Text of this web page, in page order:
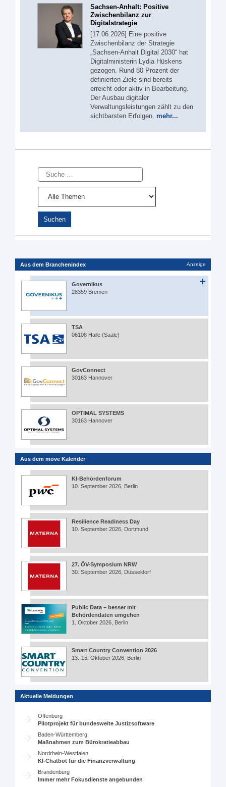
Sachsen-Anhalt: Positive
Zwischenbilanz zur
Digitalstrategie
[17.06.2026] Eine positive
Zwischenbilanz der Strategie
„Sachsen-Anhalt Digital 2030“ hat
Digitalministerin Lydia Hüskens
gezogen. Rund 80 Prozent der
definierten Ziele sind bereits
erreicht oder aktiv in Bearbeitung.
Der Ausbau digitaler
Verwaltungsleistungen zählt zu den
sichtbarsten Erfolgen. mehr...
Suche
Aus dem Branchenindex Anzeige
Governikus
28359 Bremen
TSA
06108 Halle (Saale)
GovConnect
30163 Hannover
OPTIMAL SYSTEMS
30163 Hannover
Aus dem move Kalender
KI-Behördenforum
10. September 2026, Berlin
Resilience Readiness Day
10. September 2026, Dortmund
27. ÖV-Symposium NRW
30. September 2026, Düsseldorf
Public Data – besser mit
Behördendaten umgehen
1. Oktober 2026, Berlin
Smart Country Convention 2026
13.-15. Oktober 2026, Berlin
Aktuelle Meldungen
Offenburg
Pilotprojekt für bundesweite Justizsoftware
Baden-Württemberg
Maßnahmen zum Bürokratieabbau
Nordrhein-Westfalen
KI-Chatbot für die Finanzverwaltung
Brandenburg
Immer mehr Fokusdienste angebunden